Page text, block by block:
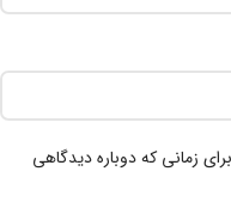
زمانی که دوباره دیدگاهی